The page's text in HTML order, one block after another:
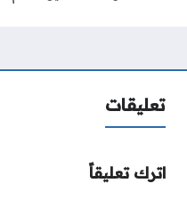
تعليقات
اترك تعليقاً